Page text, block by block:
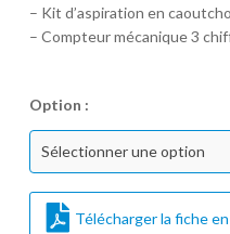
– Kit d’aspiration en
– Compteur mécanique 3
Option :
Sélectionner une option
Télécharger la fiche en